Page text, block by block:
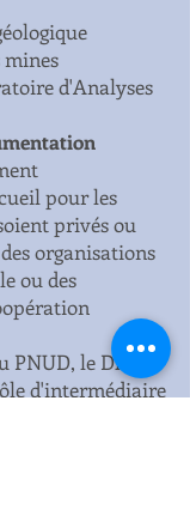
mines
d'Analyses
pour les
privés ou
organisations
ou des
le DMG
d'intermédiaire